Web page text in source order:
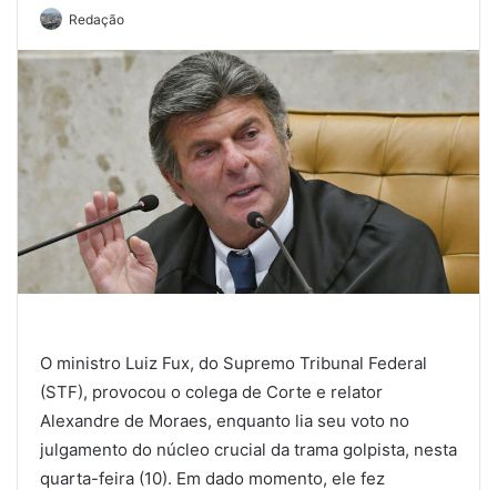
Redação
O ministro Luiz Fux, do Supremo Tribunal Federal
(STF), provocou o colega de Corte e relator
Alexandre de Moraes, enquanto lia seu voto no
julgamento do núcleo crucial da trama golpista, nesta
quarta-feira (10). Em dado momento, ele fez